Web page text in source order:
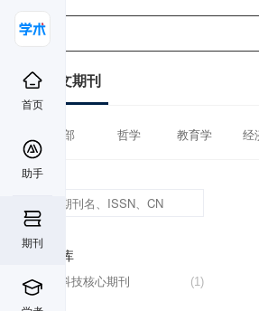
首页
助手
期刊
中文期刊
全部 哲学 教育学 经
数据库
(1)
中国科技核心期刊